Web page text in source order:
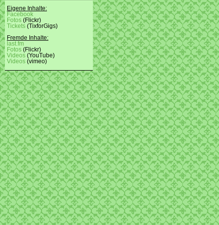
Eigene Inhalte:
Facebook
Fotos (Flickr)
Tickets (TixforGigs)
Fremde Inhalte:
last.fm
Fotos (Flickr)
Videos (YouTube)
Videos (vimeo)